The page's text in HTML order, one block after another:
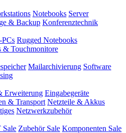
Notebooks Server
& Backup Konferenztechnik
PCs Rugged Notebooks
& Touchmonitore
Mailarchivierung Software
Erweiterung Eingabegeräte
& Transport Netzteile & Akkus
Netzwerkzubehör
Sale Zubehör Sale Komponenten Sale